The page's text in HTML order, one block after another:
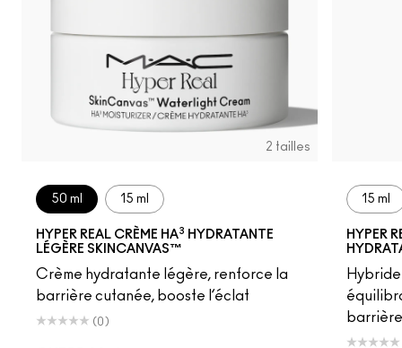
2 tailles
50 ml 15 ml
HYPER REAL CRÈME HA3 HYDRATANTE
LÉGÈRE SKINCANVAS™
Crème hydratante légère, renforce la
barrière cutanée, booste l’éclat
(0)
15 ml
HYPER